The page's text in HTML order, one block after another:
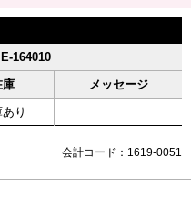
164010
庫
メッセージ
り
会計コード：1619-0051